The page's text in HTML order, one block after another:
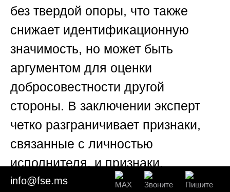
без твердой опоры, что также
снижает идентификационную
значимость, но может быть
аргументом для оценки
добросовестности другой
стороны. В заключении эксперт
четко разграничивает признаки,
связанные с личностью
исполнителя, и признаки,
обусловленные ситуационными
info@fse.ms